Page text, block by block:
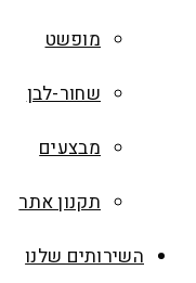
מופשט
שחור-לבן
מבצעים
תקנון אתר
השירותים שלנו